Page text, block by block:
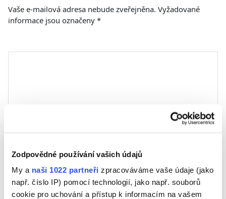
Zodpovědné používání vašich údajů
My a naši 1022 partneři zpracováváme vaše údaje (jako
např. číslo IP) pomocí technologií, jako např. souborů
cookie pro uchování a přístup k informacím na vašem
Vaše e-mailová adresa nebude zveřejněna. Vyžadované
informace jsou označeny *
Jméno